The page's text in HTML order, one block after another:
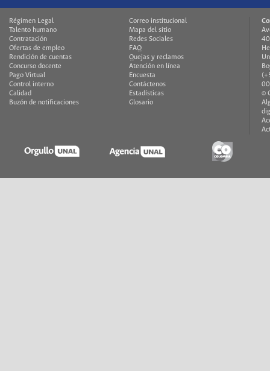
Régimen Legal
Talento humano
Contratación
Ofertas de empleo
Rendición de cuentas
Concurso docente
Pago Virtual
Control interno
Calidad
Buzón de notificaciones
Correo institucional
Mapa del sitio
Redes Sociales
FAQ
Quejas y reclamos
Atención en línea
Encuesta
Contáctenos
Estadísticas
Glosario
©